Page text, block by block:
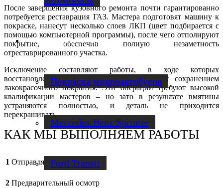
Ремонт микроавтобусов
Покраска микроавтобусов
Mercedes-Benz Sprinter
Ford Transit
После завершения кузовного ремонта почти гарантированно
потребуется реставрация ГАЗ. Мастера подготовят машину к
покраске, нанесут несколько слоев ЛКП (цвет подбирается с
помощью компьютерной программы), после чего отполируют
покрытие, обеспечив полную незаметность
отреставрированного участка.
Исключение составляют работы, в ходе которых
восстановление поверхности производится с сохранением
лакокрасочного покрытия. Эти операции требуют высокой
квалификации мастеров – но зато в результате вмятины
устраняются полностью, и деталь не приходится
перекрашивать.
КАК МЫ ВЫПОЛНЯЕМ РАБОТЫ
1 Отправляете заявку
2 Предварительный осмотр